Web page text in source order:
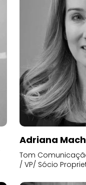
Adriana
Tom
/ VP/ Sócio